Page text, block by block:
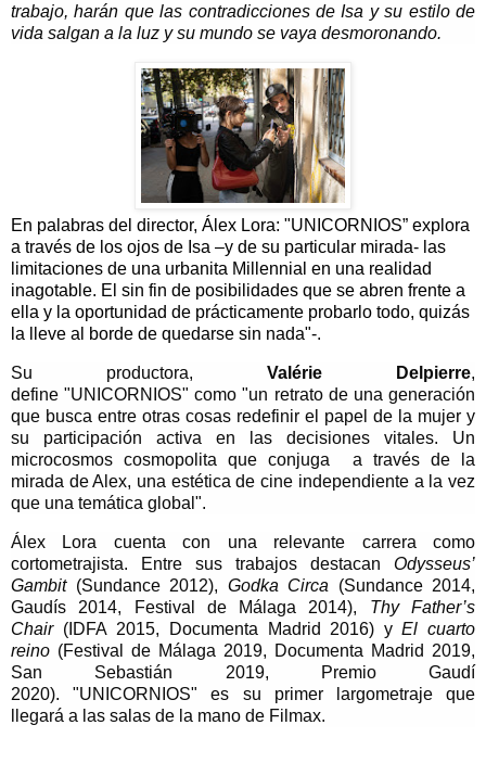
trabajo, harán que las contradicciones de Isa y su estilo de
vida salgan a la luz y su mundo se vaya desmoronando.
En palabras del director, Álex Lora: "UNICORNIOS” explora
a través de los ojos de Isa –y de su particular mirada- las
limitaciones de una urbanita Millennial en una realidad
inagotable. El sin fin de posibilidades que se abren frente a
ella y la oportunidad de prácticamente probarlo todo, quizás
la lleve al borde de quedarse sin nada"-.
Su productora, Valérie Delpierre,
define "UNICORNIOS" como "un retrato de una generación
que busca entre otras cosas redefinir el papel de la mujer y
su participación activa en las decisiones vitales. Un
microcosmos cosmopolita que conjuga a través de la
mirada de Alex, una estética de cine independiente a la vez
que una temática global".
Álex Lora cuenta con una relevante carrera como
cortometrajista. Entre sus trabajos destacan Odysseus’
Gambit(Sundance 2012), Godka Circa (Sundance 2014,
Gaudís 2014, Festival de Málaga 2014), Thy Father’s
Chair(IDFA 2015, Documenta Madrid 2016) yEl cuarto
reino (Festival de Málaga 2019, Documenta Madrid 2019,
San Sebastián 2019, Premio Gaudí
2020). "UNICORNIOS" es su primer largometraje que
llegará a las salas de la mano de Filmax.